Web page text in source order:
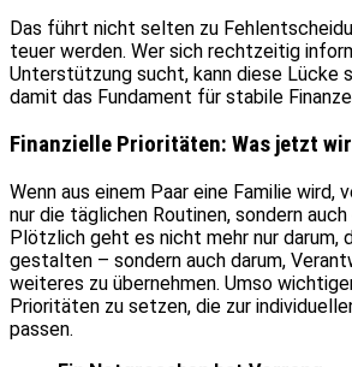
Das führt nicht selten zu
teuer werden. Wer sich rechtzeitig
Unterstützung sucht, kann diese Lücke
damit das Fundament für stabile
Finanzielle Prioritäten: Was jetzt
Wenn aus einem Paar eine Familie wird,
nur die täglichen Routinen, sondern
Plötzlich geht es nicht mehr nur darum,
gestalten – sondern auch darum,
weiteres zu übernehmen. Umso
Prioritäten zu setzen, die zur
passen.